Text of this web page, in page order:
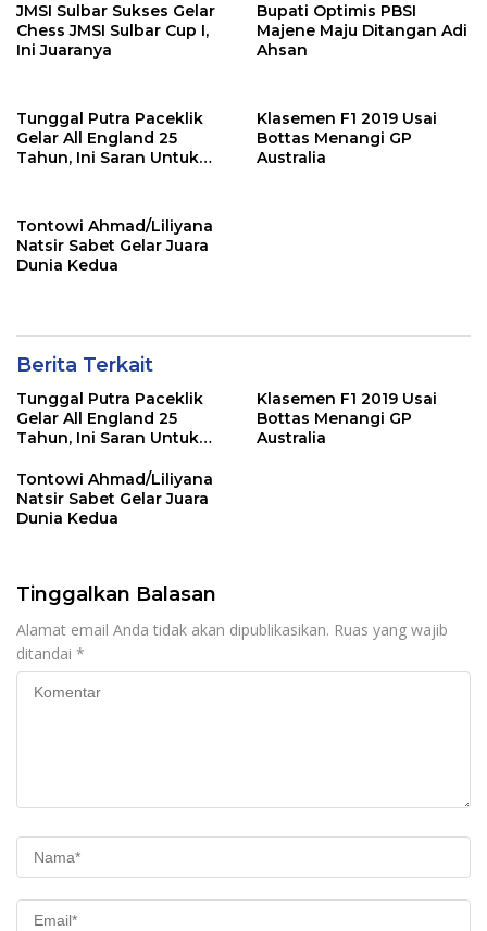
JMSI Sulbar Sukses Gelar
Chess JMSI Sulbar Cup I,
Ini Juaranya
Bupati Optimis PBSI
Majene Maju Ditangan Adi
Ahsan
Tunggal Putra Paceklik
Gelar All England 25
Tahun, Ini Saran Untuk
Klasemen F1 2019 Usai
Bottas Menangi GP
Australia
Tontowi Ahmad/Liliyana
Natsir Sabet Gelar Juara
Dunia Kedua
Berita Terkait
Tunggal Putra Paceklik
Gelar All England 25
Tahun, Ini Saran Untuk
Klasemen F1 2019 Usai
Bottas Menangi GP
Australia
Tontowi Ahmad/Liliyana
Natsir Sabet Gelar Juara
Dunia Kedua
Tinggalkan Balasan
Alamat email Anda tidak akan dipublikasikan. Ruas yang wajib
ditandai *